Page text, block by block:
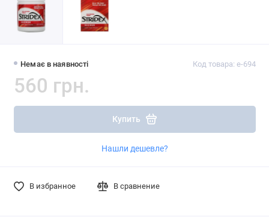
Немає в наявності Код товара: e-694
560 грн.
Купить
Нашли дешевле?
В избранное В сравнение